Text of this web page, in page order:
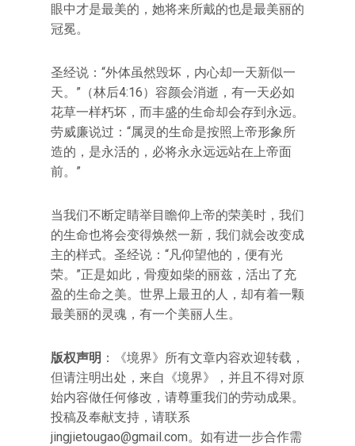
眼中才是最美的，她将来所戴的也是最美丽的
冠冕。
圣经说：“外体虽然毁坏，内心却一天新似一
天。”（林后4:16）容颜会消逝，有一天必如
花草一样朽坏，而丰盛的生命却会存到永远。
劳威廉说过：“属灵的生命是按照上帝形象所
造的，是永活的，必将永永远远站在上帝面
前。”
当我们不断定睛举目瞻仰上帝的荣美时，我们
的生命也将会变得焕然一新，我们就会改变成
主的样式。圣经说：“凡仰望他的，便有光
荣。”正是如此，骨瘦如柴的丽兹，活出了充
盈的生命之美。世界上最丑的人，却有着一颗
最美丽的灵魂，有一个美丽人生。
版权声明 ：《境界》所有文章内容欢迎转载，
但请注明出处，来自《境界》，并且不得对原
始内容做任何修改，请尊重我们的劳动成果。
投稿及奉献支持，请联系
jingjietougao@gmail.com。如有进一步合作需